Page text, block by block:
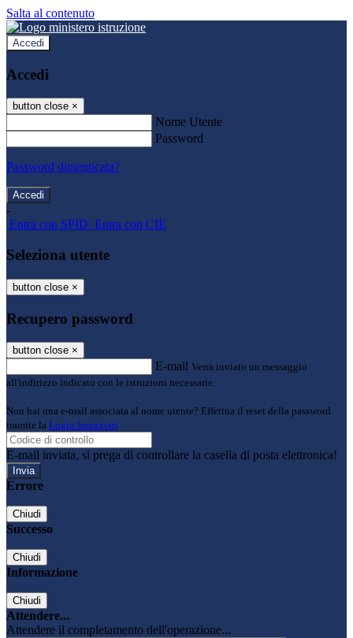
Salta al contenuto
Accedi
Accedi
button close ×
Nome Utente
Password
Password dimenticata?
-
Entra con SPID Entra con CIE
Seleziona utente
button close ×
Recupero password
button close ×
E-mail Verrà inviato un messaggio
all'indirizzo indicato con le istruzioni necessarie.
Non hai una e-mail associata al nome utente? Effettua il reset della password
tramite la Login Spaggiari
E-mail inviata, si prega di controllare la casella di posta elettronica!
Errore
Chiudi
Successo
Chiudi
Informazione
Chiudi
Attendere...
Attendere il completamento dell'operazione...